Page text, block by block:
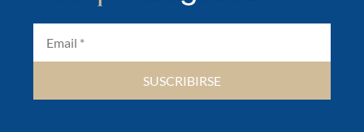
SUSCRIBIRSE